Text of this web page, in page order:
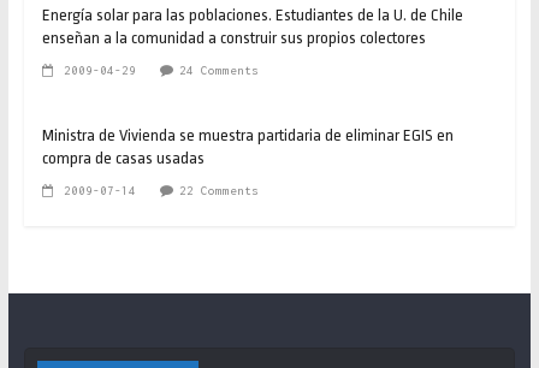
Energía solar para las poblaciones. Estudiantes de la U. de Chile
enseñan a la comunidad a construir sus propios colectores
2009-04-29 24 Comments
Ministra de Vivienda se muestra partidaria de eliminar EGIS en
compra de casas usadas
2009-07-14 22 Comments